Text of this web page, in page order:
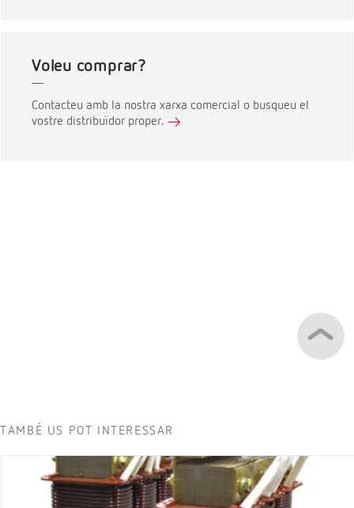
Voleu comprar?
Contacteu amb la nostra xarxa comercial o busqueu el
vostre distribuïdor proper.
TAMBÉ US POT INTERESSAR